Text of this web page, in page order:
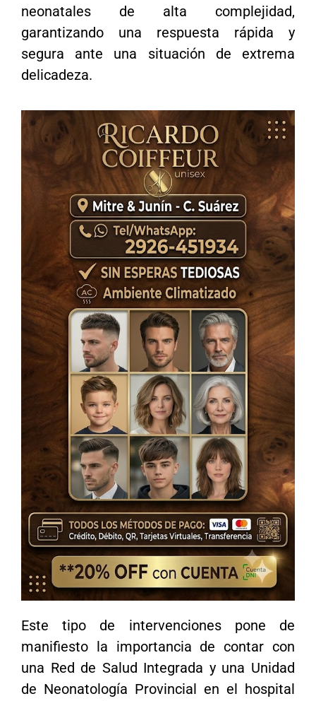
neonatales de alta complejidad,
garantizando una respuesta rápida y
segura ante una situación de extrema
delicadeza.
Este tipo de intervenciones pone de
manifiesto la importancia de contar con
una Red de Salud Integrada y una Unidad
de Neonatología Provincial en el hospital